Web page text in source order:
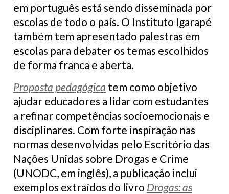
em português está sendo disseminada por
escolas de todo o país. O Instituto Igarapé
também tem apresentado palestras em
escolas para debater os temas escolhidos
de forma franca e aberta.
Proposta pedagógica tem como objetivo
ajudar educadores a lidar com estudantes
a refinar competências socioemocionais e
disciplinares. Com forte inspiração nas
normas desenvolvidas pelo Escritório das
Nações Unidas sobre Drogas e Crime
(UNODC, em inglês), a publicação inclui
exemplos extraídos do livro Drogas: as